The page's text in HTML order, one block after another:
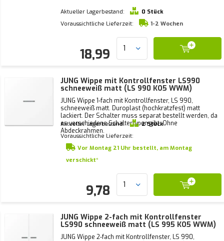
Aktueller Lagerbestand:
0 Stück
Voraussichtliche Lieferzeit:
1-2 Wochen
18,99
JUNG Wippe mit Kontrollfenster LS990
schneeweiß matt (LS 990 KO5 WWM)
JUNG Wippe 1-fach mit Kontrollfenster, LS 990,
schneeweiß matt. Duroplast (hochkratzfest) matt
lackiert. Der Schalter muss separat bestellt werden, da
es verschiedene Schaltertypen gibt. Ohne
Abdeckrahmen.
Aktueller Lagerbestand:
2 Stück
Voraussichtliche Lieferzeit:
Vor Montag 21 Uhr bestellt, am Montag
verschickt*
9,78
JUNG Wippe 2-fach mit Kontrollfenster
LS990 schneeweiß matt (LS 995 KO5 WWM)
JUNG Wippe 2-fach mit Kontrollfenster, LS 990,